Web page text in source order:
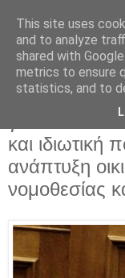
Ν. ΤΑΓΑΡΑΣ:
για το Ν/Σ
και
ανάπτυξη
νομοθεσίας
This site uses
and to analyze
shared with
metrics to ensure
statistics, and to